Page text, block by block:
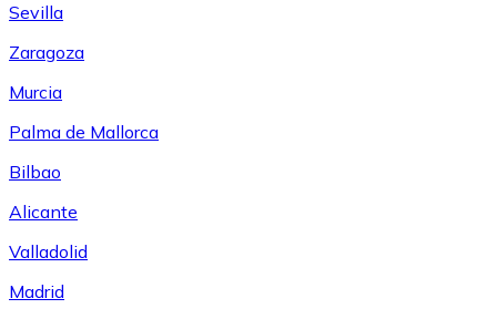
Sevilla
Zaragoza
Murcia
Palma de Mallorca
Bilbao
Alicante
Valladolid
Madrid